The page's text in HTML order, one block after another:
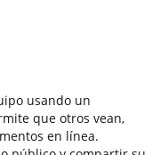
usando un
que otros vean,
en línea.